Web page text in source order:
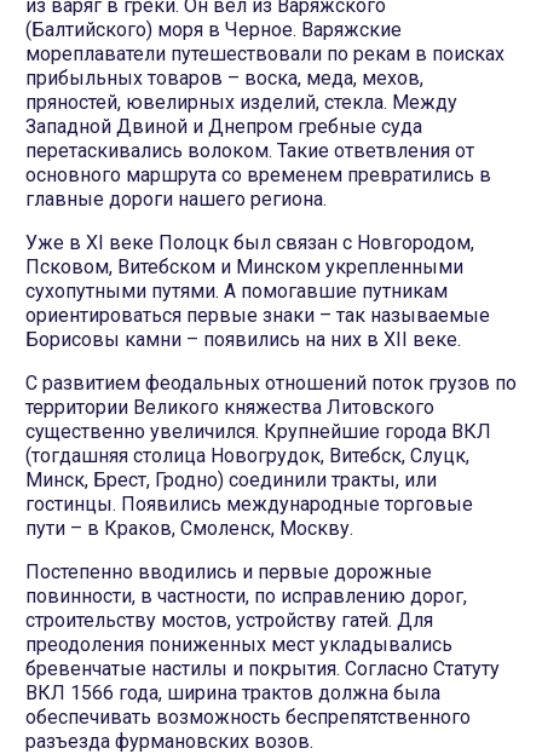
из варяг в греки. Он вел из Варяжского
(Балтийского) моря в Черное. Варяжские
мореплаватели путешествовали по рекам в поисках
прибыльных товаров – воска, меда, мехов,
пряностей, ювелирных изделий, стекла. Между
Западной Двиной и Днепром гребные суда
перетаскивались волоком. Такие ответвления от
основного маршрута со временем превратились в
главные дороги нашего региона.
Уже в XI веке Полоцк был связан с Новгородом,
Псковом, Витебском и Минском укрепленными
сухопутными путями. А помогавшие путникам
ориентироваться первые знаки – так называемые
Борисовы камни – появились на них в XII веке.
С развитием феодальных отношений поток грузов по
территории Великого княжества Литовского
существенно увеличился. Крупнейшие города ВКЛ
(тогдашняя столица Новогрудок, Витебск, Слуцк,
Минск, Брест, Гродно) соединили тракты, или
гостинцы. Появились международные торговые
пути – в Краков, Смоленск, Москву.
Постепенно вводились и первые дорожные
повинности, в частности, по исправлению дорог,
строительству мостов, устройству гатей. Для
преодоления пониженных мест укладывались
бревенчатые настилы и покрытия. Согласно Статуту
ВКЛ 1566 года, ширина трактов должна была
обеспечивать возможность беспрепятственного
разъезда фурмановских возов.